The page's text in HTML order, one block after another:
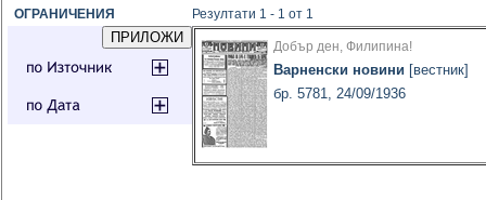
ОГРАНИЧЕНИЯ
Резултати 1 - 1 от 1
Добър ден, Филипина!
Варненски новини [вестник]
бр. 5781, 24/09/1936